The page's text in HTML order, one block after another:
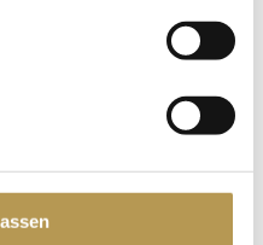
6741 8020 möglich.
Kreditkarte als Garantie
zu bestätigen.